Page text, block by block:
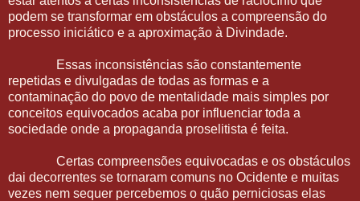
podem se transformar em obstáculos a compreensão do
processo iniciático e a aproximação à Divindade.
Essas inconsistências são constantemente
repetidas e divulgadas de todas as formas e a
contaminação do povo de mentalidade mais simples por
conceitos equivocados acaba por influenciar toda a
sociedade onde a propaganda proselitista é feita.
Certas compreensões equivocadas e os obstáculos
dai decorrentes se tornaram comuns no Ocidente e muitas
vezes nem sequer percebemos o quão perniciosas elas